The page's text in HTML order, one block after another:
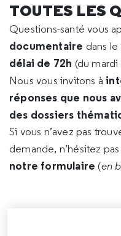
TOUTES LES
Questions-santé vous
documentaire dans
délai de 72h (du mardi
Nous vous invitons à
réponses que nous
des dossiers
Si vous n’avez pas
demande, n’hésitez pas
notre formulaire (en